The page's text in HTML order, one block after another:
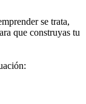
se trata,
que construyas tu